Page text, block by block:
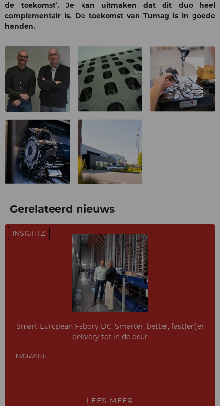
de toekomst’. Je kan uitmaken dat dit duo heel
complementair is. De toekomst van Tumag is in goede
handen.
Gerelateerd nieuws
INSIGHTZ
Smart European Fabory DC: Smarter, better, fast(en)er
delivery tot in de deur
19/06/2026
LEES MEER